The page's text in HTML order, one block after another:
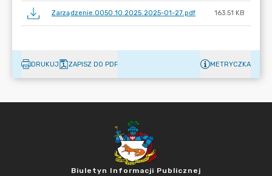
Zarządzenie.0050.10.2025.2025-01-27.pdf 163.51 KB
DRUKUJ ZAPISZ DO PDF METRYCZKA
Biuletyn Informacji Publicznej